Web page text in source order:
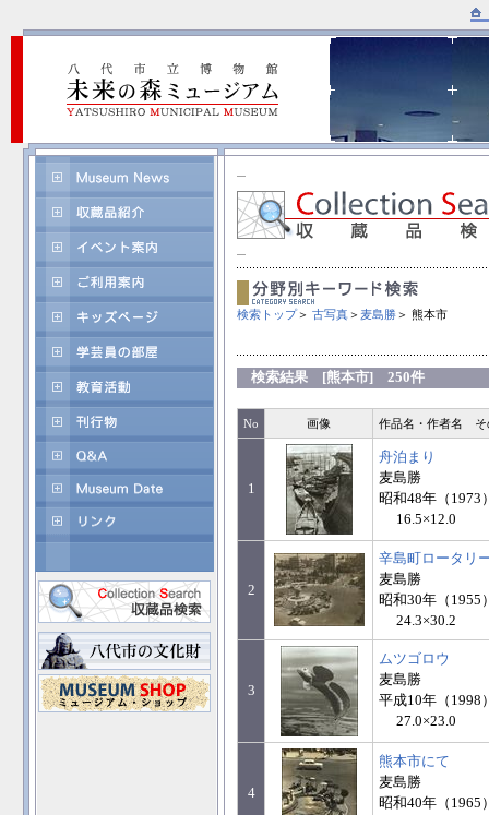
検索トップ＞ 古写真＞ 麦島勝＞ 熊本市
検索結果 [熊本市] 250件
No 画像 作品名・作者名 そ
1
舟泊まり
麦島勝
昭和48年（1973
16.5×12.0
2
辛島町ロータリ
麦島勝
昭和30年（1955
24.3×30.2
3
ムツゴロウ
麦島勝
平成10年（1998
27.0×23.0
4
熊本市にて
麦島勝
昭和40年（1965